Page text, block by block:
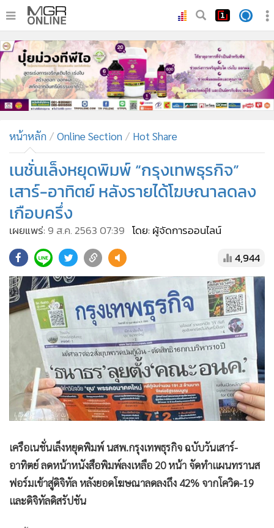
• หน้าหลัก
ทันเหตุการณ์
• ภาคใต้
• ภูมิภาค
• บันเทิง
ผู้จัดการรายวัน
• คอลัมนิสต์
• ละคร
• CbizReview
• Cyber BIZ
• ผู้จัดกวน
• Good health & Well-being
• Green Innovation & SD
• Management & HR
MGR Live
•
Infographic
การเมือง
ท่องเที่ยว
กีฬา
• Special Scoop
• เศรษฐกิจ-ธุรกิจ
• จีน
• ชุมชน-คุณภาพชีวิต
หน้าหลัก Online Section Hot Share
เนชั่นเล็งหยุดพิมพ์ “กรุงเทพธุรกิจ”
เสาร์-อาทิตย์ หลังรายได้โฆษณาลดลง
เกือบครึ่ง
เผยแพร่: 9 ส.ค. 2563 07:39 โดย: ผู้จัดการออนไลน์
4,944
เครือเนชั่นเล็งหยุดพิมพ์ นสพ.กรุงเทพธุรกิจ ฉบับวันเสาร์-
อาทิตย์ ลดหน้าหนังสือพิมพ์ลงเหลือ 20 หน้า จัดทำแผนทรานส
ฟอร์มเข้าสู่ดิจิทัล หลังยอดโฆษณาลดลงถึง 42% จากโควิด-19
และดิจิทัลดิสรัปชัน